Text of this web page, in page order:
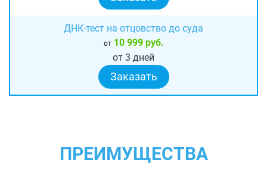
ДНК-тест на отцовство до суда
от10 999 руб.
от 3 дней
Заказать
ПРЕИМУЩЕСТВА